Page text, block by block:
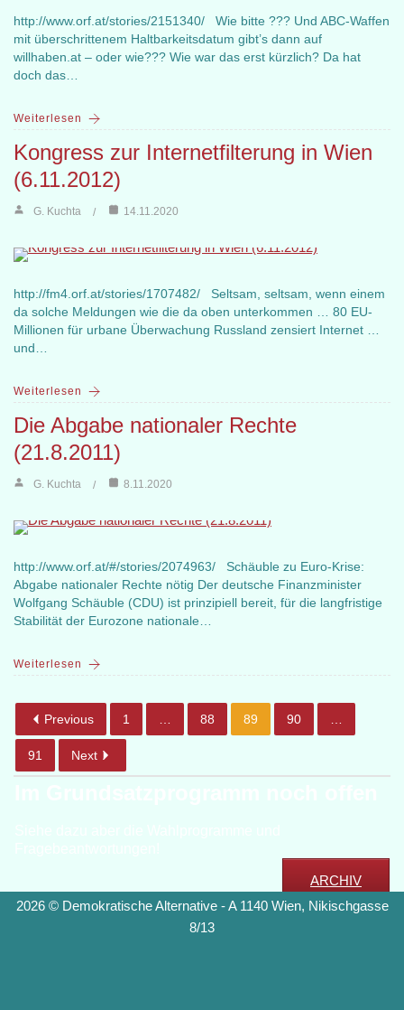
http://www.orf.at/stories/2151340/ Wie bitte ??? Und ABC-Waffen
mit überschrittenem Haltbarkeitsdatum gibt’s dann auf
willhaben.at – oder wie??? Wie war das erst kürzlich? Da hat
doch das…
Weiterlesen
Kongress zur Internetfilterung in Wien
(6.11.2012)
G. Kuchta 14.11.2020
http://fm4.orf.at/stories/1707482/ Seltsam, seltsam, wenn einem
da solche Meldungen wie die da oben unterkommen … 80 EU-
Millionen für urbane Überwachung Russland zensiert Internet …
und…
Weiterlesen
Die Abgabe nationaler Rechte
(21.8.2011)
G. Kuchta 8.11.2020
http://www.orf.at/#/stories/2074963/ Schäuble zu Euro-Krise:
Abgabe nationaler Rechte nötig Der deutsche Finanzminister
Wolfgang Schäuble (CDU) ist prinzipiell bereit, für die langfristige
Stabilität der Eurozone nationale…
Weiterlesen
Previous 1 88 89 90
91 Next
ARCHIV
2026 © Demokratische Alternative - A 1140 Wien, Nikischgasse
8/13